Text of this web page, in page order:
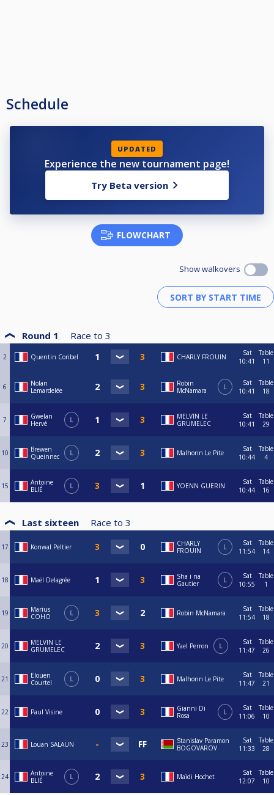
Schedule
UPDATED
Experience the new tournament page!
Try Beta version
FLOWCHART
Show walkovers
Round 1 Race to 3
2 Quentin Coribel CHARLY FROUIN
Sat
10:41
Table
11
6
Nolan
Lemardelée
Robin
McNamara
L
Sat
10:41
Table
18
7
Gwelan
Hervé
L
MELVIN LE
GRUMELEC
Sat
10:41
Table
29
10
Brewen
Queinnec
L Malhonn Le Pite
Sat
10:44
Table
4
15
Antoine
BLIÉ
L YOENN GUERIN
Sat
10:44
Table
16
Last sixteen Race to 3
17 Konwal Peltier
CHARLY
FROUIN
L
Sat
11:54
Table
14
18 Maël Delagrée
Sha i na
Gautier
L
Sat
10:55
Table
1
19
Marius
COHO
L Robin McNamara
Sat
11:54
Table
18
20
MELVIN LE
GRUMELEC
Yael Perron L
Sat
11:47
Table
26
21
Elouen
Courtel
L Malhonn Le Pite
Sat
11:47
Table
21
22 Paul Visine
Gianni Di
Rosa
L
Sat
11:06
Table
10
23 Louan SALAÜN
Stanislav Paramon
BOGOVAROV
Sat
11:33
Table
28
24
Antoine
BLIÉ
L Maïdi Hochet
Sat
12:07
Table
10